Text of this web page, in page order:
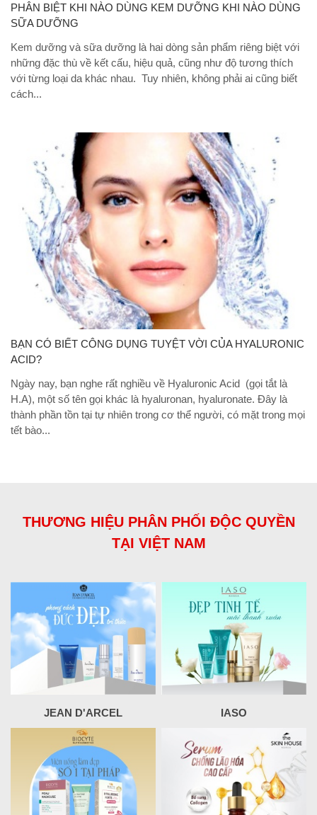
PHÂN BIỆT KHI NÀO DÙNG KEM DƯỠNG KHI NÀO DÙNG
SỮA DƯỠNG
Kem dưỡng và sữa dưỡng là hai dòng sản phẩm riêng biệt với
những đặc thù về kết cấu, hiệu quả, cũng như độ tương thích
với từng loại da khác nhau. Tuy nhiên, không phải ai cũng biết
cách...
BẠN CÓ BIẾT CÔNG DỤNG TUYỆT VỜI CỦA HYALURONIC
ACID?
Ngày nay, bạn nghe rất nghiều về Hyaluronic Acid (gọi tắt là
H.A), một số tên gọi khác là hyaluronan, hyaluronate. Đây là
thành phần tồn tại tự nhiên trong cơ thể người, có mặt trong mọi
tết bào...
THƯƠNG HIỆU PHÂN PHỐI ĐỘC QUYỀN
TẠI VIỆT NAM
JEAN D'ARCEL IASO